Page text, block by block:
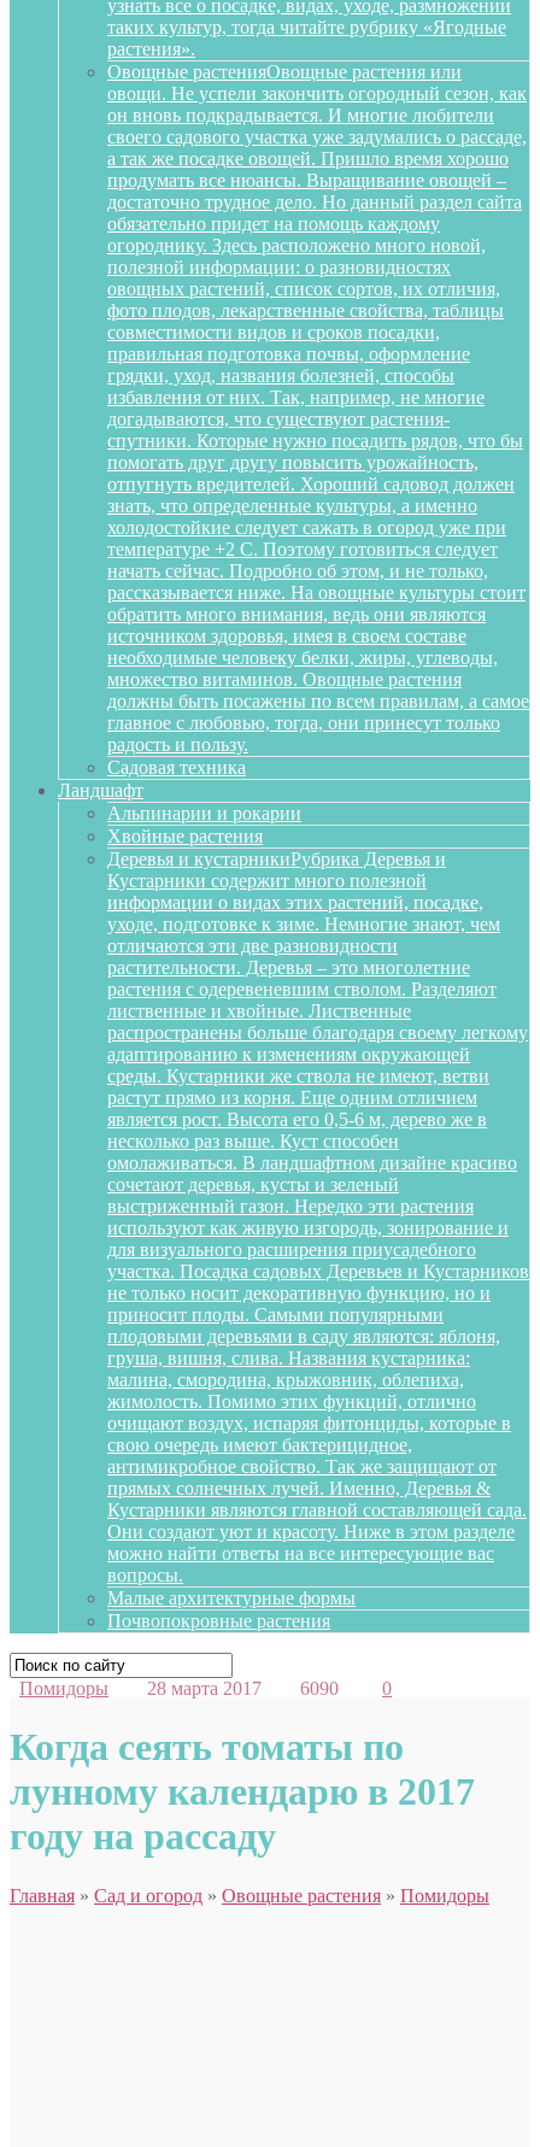
узнать все о посадке, видах, уходе, размножении
таких культур, тогда читайте рубрику «Ягодные
растения».
Овощные растенияОвощные растения или
овощи. Не успели закончить огородный сезон, как
он вновь подкрадывается. И многие любители
своего садового участка уже задумались о рассаде,
а так же посадке овощей. Пришло время хорошо
продумать все нюансы. Выращивание овощей –
достаточно трудное дело. Но данный раздел сайта
обязательно придет на помощь каждому
огороднику. Здесь расположено много новой,
полезной информации: о разновидностях
овощных растений, список сортов, их отличия,
фото плодов, лекарственные свойства, таблицы
совместимости видов и сроков посадки,
правильная подготовка почвы, оформление
грядки, уход, названия болезней, способы
избавления от них. Так, например, не многие
догадываются, что существуют растения-
спутники. Которые нужно посадить рядов, что бы
помогать друг другу повысить урожайность,
отпугнуть вредителей. Хороший садовод должен
знать, что определенные культуры, а именно
холодостойкие следует сажать в огород уже при
температуре +2 С. Поэтому готовиться следует
начать сейчас. Подробно об этом, и не только,
рассказывается ниже. На овощные культуры стоит
обратить много внимания, ведь они являются
источником здоровья, имея в своем составе
необходимые человеку белки, жиры, углеводы,
множество витаминов. Овощные растения
должны быть посажены по всем правилам, а самое
главное с любовью, тогда, они принесут только
радость и пользу.
Садовая техника
Ландшафт
Альпинарии и рокарии
Хвойные растения
Деревья и кустарникиРубрика Деревья и
Кустарники содержит много полезной
информации о видах этих растений, посадке,
уходе, подготовке к зиме. Немногие знают, чем
отличаются эти две разновидности
растительности. Деревья – это многолетние
растения с одеревеневшим стволом. Разделяют
лиственные и хвойные. Лиственные
распространены больше благодаря своему легкому
адаптированию к изменениям окружающей
среды. Кустарники же ствола не имеют, ветви
растут прямо из корня. Еще одним отличием
является рост. Высота его 0,5-6 м, дерево же в
несколько раз выше. Куст способен
омолаживаться. В ландшафтном дизайне красиво
сочетают деревья, кусты и зеленый
выстриженный газон. Нередко эти растения
используют как живую изгородь, зонирование и
для визуального расширения приусадебного
участка. Посадка садовых Деревьев и Кустарников
не только носит декоративную функцию, но и
приносит плоды. Самыми популярными
плодовыми деревьями в саду являются: яблоня,
груша, вишня, слива. Названия кустарника:
малина, смородина, крыжовник, облепиха,
жимолость. Помимо этих функций, отлично
очищают воздух, испаряя фитонциды, которые в
свою очередь имеют бактерицидное,
антимикробное свойство. Так же защищают от
прямых солнечных лучей. Именно, Деревья &
Кустарники являются главной составляющей сада.
Они создают уют и красоту. Ниже в этом разделе
можно найти ответы на все интересующие вас
вопросы.
Малые архитектурные формы
Почвопокровные растения
Помидоры 28 марта 2017 6090 0
Когда сеять томаты по
лунному календарю в 2017
году на рассаду
Главная » Сад и огород » Овощные растения » Помидоры